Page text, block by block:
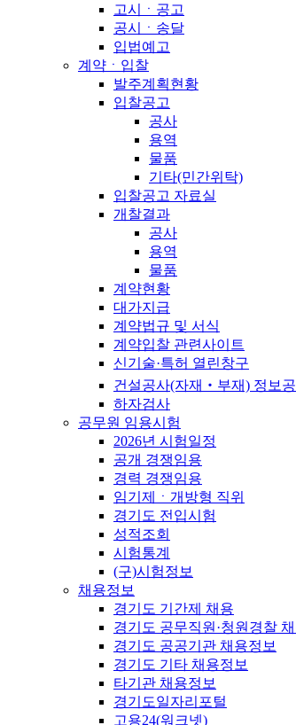
고시ㆍ공고
공시ㆍ송달
입법예고
계약ㆍ입찰
발주계획현황
입찰공고
공사
용역
물품
기타(민간위탁)
입찰공고 자료실
개찰결과
공사
용역
물품
계약현황
대가지급
계약법규 및 서식
계약입찰 관련사이트
신기술·특허 열린창구
건설공사(자재‧부재) 정보공
하자검사
공무원 임용시험
2026년 시험일정
공개 경쟁임용
경력 경쟁임용
임기제ㆍ개방형 직위
경기도 전입시험
성적조회
시험통계
(구)시험정보
채용정보
경기도 기간제 채용
경기도 공무직원·청원경찰
경기도 공공기관 채용정보
경기도 기타 채용정보
타기관 채용정보
경기도일자리포털
고용24(워크넷)